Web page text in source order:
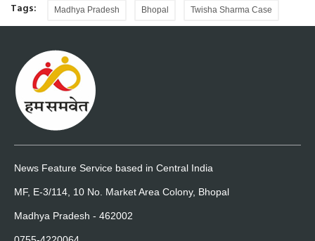
Tags: Madhya Pradesh Bhopal Twisha Sharma Case
News Feature Service based in Central India
MF, E-3/114, 10 No. Market Area Colony, Bhopal
Madhya Pradesh - 462002